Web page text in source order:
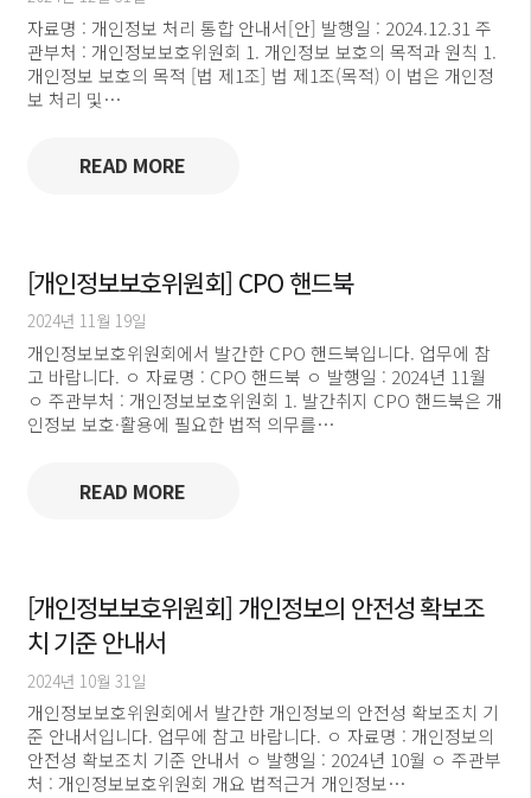
자료명 : 개인정보 처리 통합 안내서[안] 발행일 : 2024.12.31 주
관부처 : 개인정보보호위원회 1. 개인정보 보호의 목적과 원칙 1.
개인정보 보호의 목적 [법 제1조] 법 제1조(목적) 이 법은 개인정
보 처리 및…
READ MORE
[개인정보보호위원회] CPO 핸드북
2024년 11월 19일
개인정보보호위원회에서 발간한 CPO 핸드북입니다. 업무에 참
고 바랍니다. ㅇ 자료명 : CPO 핸드북 ㅇ 발행일 : 2024년 11월
ㅇ 주관부처 : 개인정보보호위원회 1. 발간취지 CPO 핸드북은 개
인정보 보호·활용에 필요한 법적 의무를…
READ MORE
[개인정보보호위원회] 개인정보의 안전성 확보조
치 기준 안내서
2024년 10월 31일
개인정보보호위원회에서 발간한 개인정보의 안전성 확보조치 기
준 안내서입니다. 업무에 참고 바랍니다. ㅇ 자료명 : 개인정보의
안전성 확보조치 기준 안내서 ㅇ 발행일 : 2024년 10월 ㅇ 주관부
처 : 개인정보보호위원회 개요 법적근거 개인정보…